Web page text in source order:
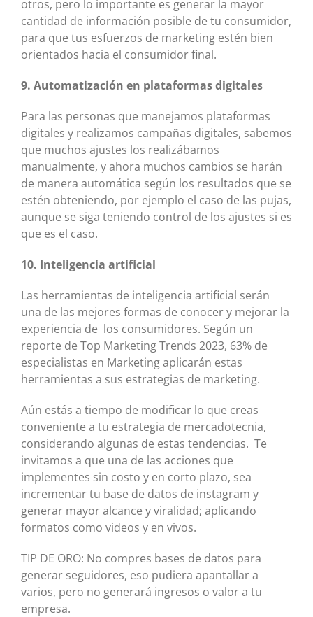
otros, pero lo importante es generar la mayor
cantidad de información posible de tu consumidor,
para que tus esfuerzos de marketing estén bien
orientados hacia el consumidor final.
9. Automatización en plataformas digitales
Para las personas que manejamos plataformas
digitales y realizamos campañas digitales, sabemos
que muchos ajustes los realizábamos
manualmente, y ahora muchos cambios se harán
de manera automática según los resultados que se
estén obteniendo, por ejemplo el caso de las pujas,
aunque se siga teniendo control de los ajustes si es
que es el caso.
10. Inteligencia artificial
Las herramientas de inteligencia artificial serán
una de las mejores formas de conocer y mejorar la
experiencia de los consumidores. Según un
reporte de Top Marketing Trends 2023, 63% de
especialistas en Marketing aplicarán estas
herramientas a sus estrategias de marketing.
Aún estás a tiempo de modificar lo que creas
conveniente a tu estrategia de mercadotecnia,
considerando algunas de estas tendencias. Te
invitamos a que una de las acciones que
implementes sin costo y en corto plazo, sea
incrementar tu base de datos de instagram y
generar mayor alcance y viralidad; aplicando
formatos como videos y en vivos.
TIP DE ORO: No compres bases de datos para
generar seguidores, eso pudiera apantallar a
varios, pero no generará ingresos o valor a tu
empresa.